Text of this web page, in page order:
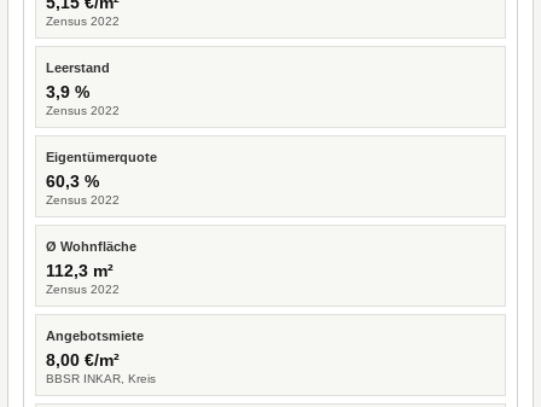
Zensus 2022
Leerstand
3,9 %
Zensus 2022
Eigentümerquote
60,3 %
Zensus 2022
Ø Wohnfläche
112,3 m²
Zensus 2022
Angebotsmiete
8,00 €/m²
BBSR INKAR, Kreis